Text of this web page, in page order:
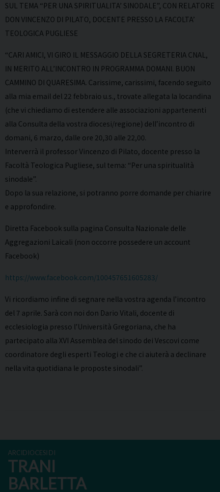
SUL TEMA “PER UNA SPIRITUALITA’ SINODALE”, CON RELATORE
DON VINCENZO DI PILATO, DOCENTE PRESSO LA FACOLTA’
TEOLOGICA PUGLIESE
“CARI AMICI, VI GIRO IL MESSAGGIO DELLA SEGRETERIA CNAL,
IN MERITO ALL’INCONTRO IN PROGRAMMA DOMANI. BUON
CAMMINO DI QUARESIMA. Carissime, carissimi, facendo seguito
alla mia email del 22 febbraio u.s., trovate allegata la locandina
(che vi chiediamo di estendere alle associazioni appartenenti
alla Consulta della vostra diocesi/regione) dell’incontro di
domani, 6 marzo, dalle ore 20,30 alle 22,00.
Interverrà il professor Vincenzo di Pilato, docente presso la
Facoltà Teologica Pugliese, sul tema: “Per una spiritualità
sinodale”.
Dopo la sua relazione, si potranno porre domande per chiarire
e approfondire.
Diretta Facebook sulla pagina Consulta Nazionale delle
Aggregazioni Laicali (non occorre possedere un account
Facebook)
https://www.facebook.com/100457651605283/
Vi ricordiamo infine di segnare nella vostra agenda l’incontro
del 7 aprile. Sarà con noi don Dario Vitali, docente di
ecclesiologia presso l’Università Gregoriana, che ha
partecipato alla XVI Assemblea del sinodo dei Vescovi come
coordinatore degli esperti Teologi e che ci aiuterà a declinare
nella vita quotidiana le proposte sinodali”.
ARCIDIOCESI DI
TRANI
BARLETTA